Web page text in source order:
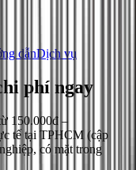
dẫnDịch vụ
phí ngay
150.000đ –
tế tại TPHCM (cập
có mặt trong